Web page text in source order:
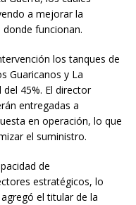
a mejorar la
funcionan.
los tanques de
Guaricanos y La
45%. El director
entregadas a
en operación, lo que
el suministro.
de
estratégicos, lo
el titular de la